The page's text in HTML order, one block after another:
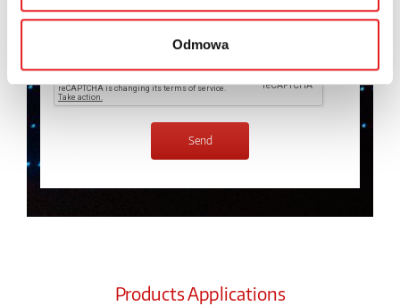
Odmowa
I have read thePrivacy Policy*
Products Applications